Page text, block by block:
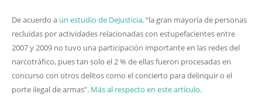
De acuerdo a un estudio de DeJusticia, “la gran mayoría de personas
recluidas por actividades relacionadas con estupefacientes entre
2007 y 2009 no tuvo una participación importante en las redes del
narcotráfico, pues tan solo el 2 % de ellas fueron procesadas en
concurso con otros delitos como el concierto para delinquir o el
porte ilegal de armas”. Más al respecto en este artículo.